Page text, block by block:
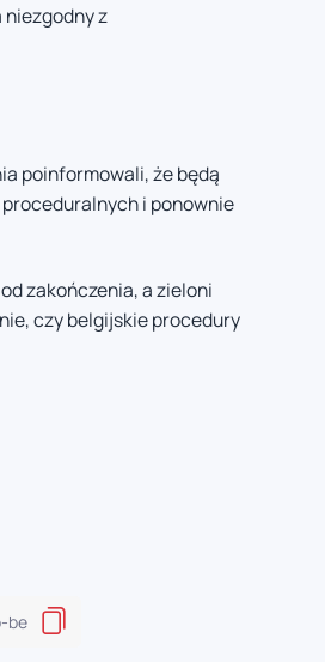
niezgodny z
poinformowali, że będą
i ponownie
zakończenia, a zieloni
czy belgijskie procedury